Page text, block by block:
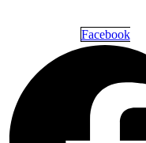
Facebook